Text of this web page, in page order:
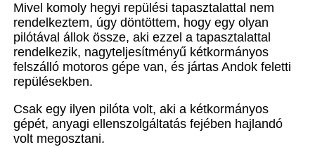
Mivel komoly hegyi repülési tapasztalattal nem
rendelkeztem, úgy döntöttem, hogy egy olyan
pilótával állok össze, aki ezzel a tapasztalattal
rendelkezik, nagyteljesítményű kétkormányos
felszálló motoros gépe van, és jártas Andok feletti
repülésekben.
Csak egy ilyen pilóta volt, aki a kétkormányos
gépét, anyagi ellenszolgáltatás fejében hajlandó
volt megosztani.